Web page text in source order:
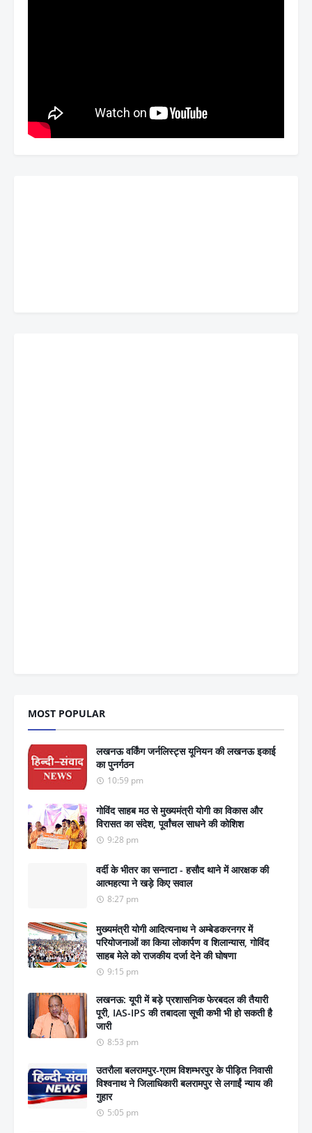
MOST POPULAR
लखनऊ वर्किंग जर्नलिस्ट्स यूनियन की लखनऊ इकाई
का पुनर्गठन
10:59 pm
गोविंद साहब मठ से मुख्यमंत्री योगी का विकास और
विरासत का संदेश, पूर्वांचल साधने की कोशिश
9:28 pm
वर्दी के भीतर का सन्नाटा - हसौद थाने में आरक्षक की
आत्महत्या ने खड़े किए सवाल
8:27 pm
मुख्यमंत्री योगी आदित्यनाथ ने अम्बेडकरनगर में
परियोजनाओं का किया लोकार्पण व शिलान्यास, गोविंद
साहब मेले को राजकीय दर्जा देने की घोषणा
9:15 pm
लखनऊ: यूपी में बड़े प्रशासनिक फेरबदल की तैयारी
पूरी, IAS-IPS की तबादला सूची कभी भी हो सकती है
जारी
8:53 pm
उतरौला बलरामपुर-ग्राम विशम्भरपुर के पीड़ित निवासी
विश्वनाथ ने जिलाधिकारी बलरामपुर से लगाईं न्याय की
गुहार
5:05 pm